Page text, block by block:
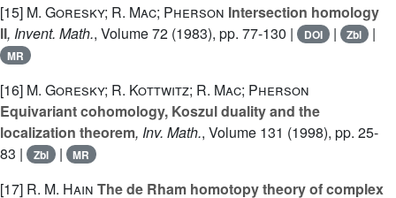
[15] M. Goresky; R. Mac; Pherson Intersection homology
II, Invent. Math., Volume 72 (1983), pp. 77-130 | DOI | Zbl |
MR
[16] M. Goresky; R. Kottwitz; R. Mac; Pherson
Equivariant cohomology, Koszul duality and the
localization theorem, Inv. Math., Volume 131 (1998), pp. 25-
83 |
Zbl | MR
[17] R. M. Hain The de Rham homotopy theory of complex